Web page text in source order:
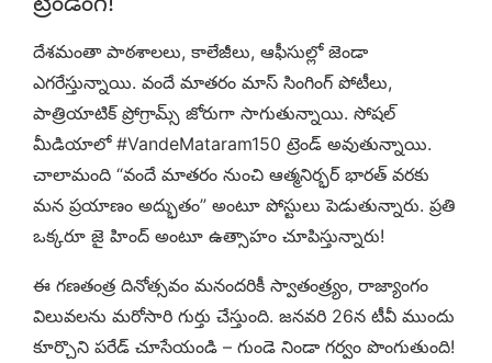
దేశమంతా పాఠశాలలు, కాలేజీలు, ఆఫీసుల్లో జెండా
ఎగరేస్తున్నాయి. వందే మాతరం మాస్ సింగింగ్ పోటీలు,
పాత్రియాటిక్ ప్రోగ్రామ్స్ జోరుగా సాగుతున్నాయి. సోషల్
మీడియాలో #VandeMataram150 ట్రెండ్ అవుతున్నాయి.
చాలామంది “వందే మాతరం నుంచి ఆత్మనిర్భర్ భారత్ వరకు
మన ప్రయాణం అద్భుతం” అంటూ పోస్టులు పెడుతున్నారు. ప్రతి
ఒక్కరూ జై హింద్ అంటూ ఉత్సాహం చూపిస్తున్నారు!
ఈ గణతంత్ర దినోత్సవం మనందరికీ స్వాతంత్ర్యం, రాజ్యాంగం
విలువలను మరోసారి గుర్తు చేస్తుంది. జనవరి 26న టీవీ ముందు
కూర్చొని పరేడ్ చూసేయండి – గుండె నిండా గర్వం పొంగుతుంది!